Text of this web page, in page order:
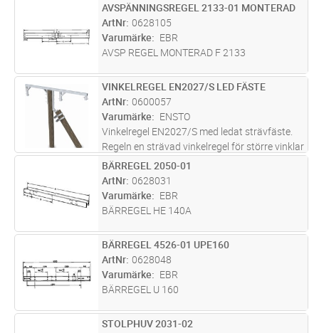
ST Lägg i kundvagn
AVSPÄNNINGSREGEL 2133-01 MONTERAD
ArtNr 0628105
Varumärke
EBR
AVSP REGEL MONTERAD F 2133
ST Lägg i kundvagn
VINKELREGEL EN2027/S LED FÄSTE
ArtNr 0600057
Varumärke
ENSTO
Vinkelregel EN2027/S med ledat strävfäste.
Regeln en strävad vinkelregel för större vinklar
än vad en EVA/B klarar, liknar
EVA/B22(EBR2027) men med sträva. 2meters
slipers 1,5m ner i stolphålet alt.
ST Lägg i kundvagn
BÄRREGEL 2050-01
ArtNr 0628031
Varumärke
EBR
BÄRREGEL HE 140A
ST Lägg i kundvagn
BÄRREGEL 4526-01 UPE160
ArtNr 0628048
Varumärke
EBR
BÄRREGEL U 160
ST Lägg i kundvagn
STOLPHUV 2031-02